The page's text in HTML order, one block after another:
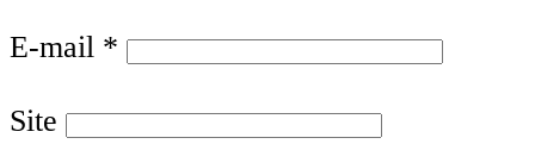
E-mail *
Site